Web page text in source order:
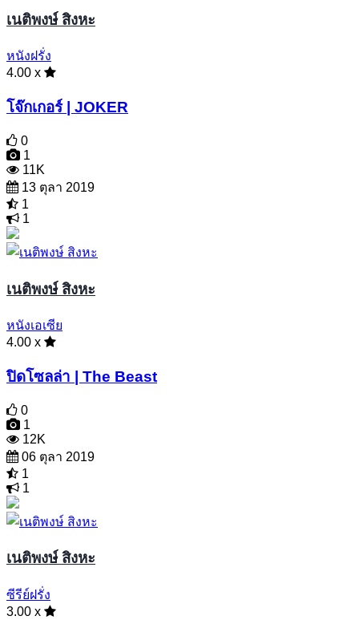
เนติพงษ์ สิงหะ
หนังฝรั่ง
4.00 x
โจ๊กเกอร์ | JOKER
0
1
11K
13 ตุลา 2019
1
1
เนติพงษ์ สิงหะ
หนังเอเซีย
4.00 x
ปิดโซลล่า | The Beast
0
1
12K
06 ตุลา 2019
1
1
เนติพงษ์ สิงหะ
ซีรีย์ฝรั่ง
3.00 x